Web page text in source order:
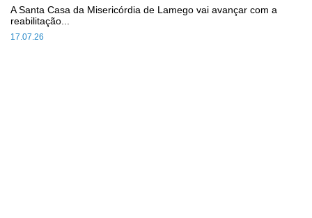
17.07.26
A Santa Casa da Misericórdia de Lamego vai avançar com a
reabilitação...